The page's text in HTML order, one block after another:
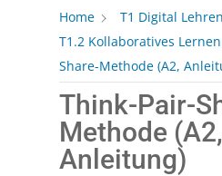
Home
T1 Digital
T1.2 Kollaboratives Lernen
Share-Methode (A2,
Think-Pair-
Methode (A2,
Anleitung)